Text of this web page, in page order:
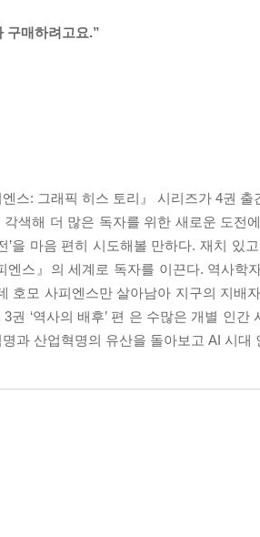
구매하려고요.”
스: 그래픽 히스 토리』 시리즈가 4권 출
색해 더 많은 독자를 위한 새로운 도전
’을 마음 편히 시도해볼 만하다. 재치 있
스』의 세계로 독자를 이끈다. 역사학
호모 사피엔스만 살아남아 지구의 지배
권 ‘역사의 배후’ 편 은 수많은 개별 인간
과 산업혁명의 유산을 돌아보고 AI 시대